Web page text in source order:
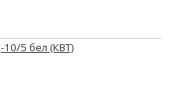
10/5 бел (КВТ)